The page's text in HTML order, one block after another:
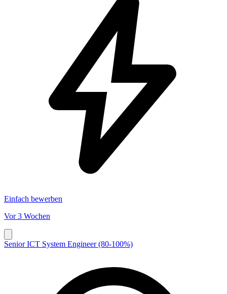
Einfach bewerben
Vor 3 Wochen
Senior ICT System Engineer (80-100%)